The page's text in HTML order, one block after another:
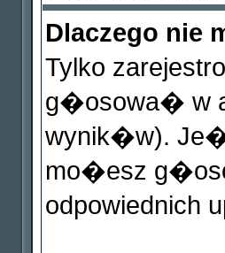
Dlaczego nie
Tylko
g�osowa� w
wynik�w).
mo�esz
odpowiednich